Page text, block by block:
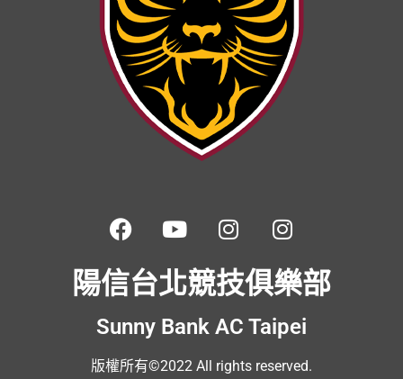
陽信台北競技俱樂部
Sunny Bank AC Taipei
版權所有©2022 All rights reserved.